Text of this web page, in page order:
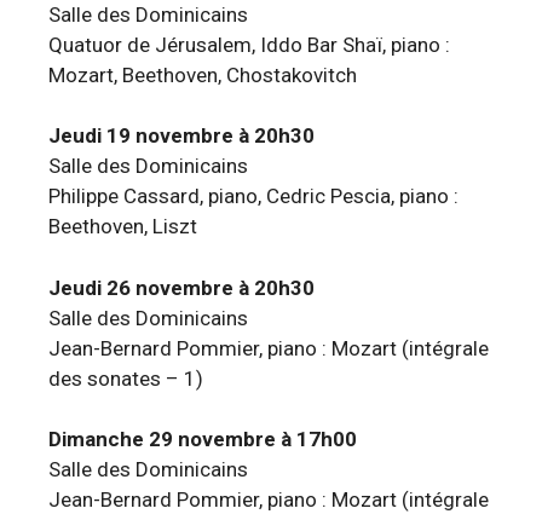
Salle des Dominicains
Quatuor de Jérusalem, Iddo Bar Shaï, piano :
Mozart, Beethoven, Chostakovitch
Jeudi 19 novembre à 20h30
Salle des Dominicains
Philippe Cassard, piano, Cedric Pescia, piano :
Beethoven, Liszt
Jeudi 26 novembre à 20h30
Salle des Dominicains
Jean-Bernard Pommier, piano : Mozart (intégrale
des sonates – 1)
Dimanche 29 novembre à 17h00
Salle des Dominicains
Jean-Bernard Pommier, piano : Mozart (intégrale